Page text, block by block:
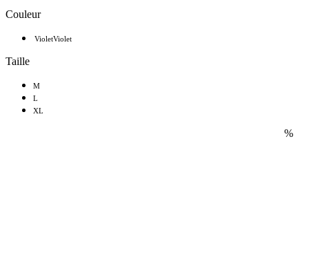
Couleur
VioletViolet
Taille
M
L
XL
%